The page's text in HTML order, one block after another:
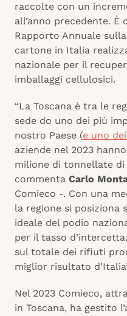
raccolte con un
all’anno precedente. È
Rapporto Annuale
cartone in Italia
nazionale per il
imballaggi cellulosici.
“La Toscana è tra le
sede do uno dei più
nostro Paese (e uno
aziende nel 2023
milione di tonnellate
commenta Carlo
Comieco -. Con una
la regione si posiziona
ideale del podio
per il tasso
sul totale dei rifiuti
miglior risultato
Nel 2023 Comieco,
in Toscana, ha gestito